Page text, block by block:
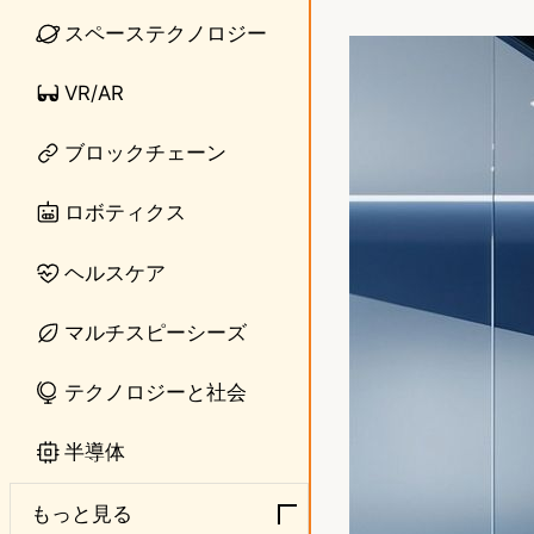
スペーステクノロジー
VR/AR
ブロックチェーン
ロボティクス
ヘルスケア
マルチスピーシーズ
テクノロジーと社会
半導体
もっと見る
s
d